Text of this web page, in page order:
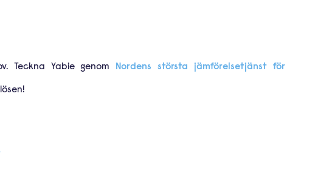
Teckna Yabie genom
Nordens största jämförelsetjänst för